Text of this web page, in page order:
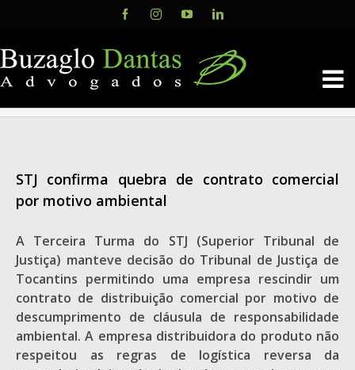
content
FacebookInstagramYouTubeLinkedIn
STJ confirma quebra de contrato comercial
por motivo ambiental
A Terceira Turma do STJ (Superior Tribunal de
Justiça) manteve decisão do Tribunal de Justiça de
Tocantins permitindo uma empresa rescindir um
contrato de distribuição comercial por motivo de
descumprimento de cláusula de responsabilidade
ambiental. A empresa distribuidora do produto não
respeitou as regras de logística reversa da